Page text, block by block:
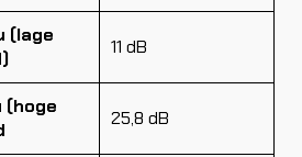
(lage
11 dB
(hoge
25,8 dB